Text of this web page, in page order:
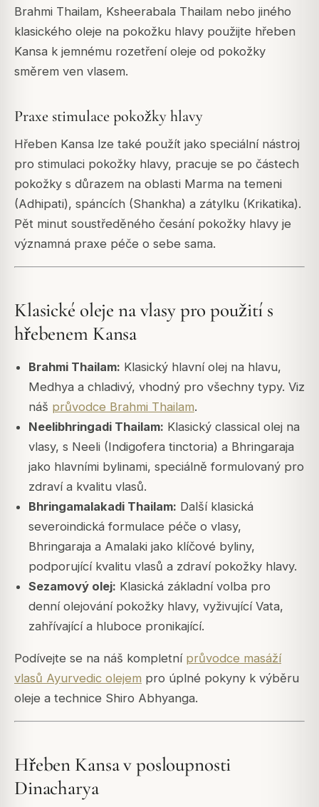
Brahmi Thailam, Ksheerabala Thailam nebo jiného
klasického oleje na pokožku hlavy použijte hřeben
Kansa k jemnému rozetření oleje od pokožky
směrem ven vlasem.
Praxe stimulace pokožky hlavy
Hřeben Kansa lze také použít jako speciální nástroj
pro stimulaci pokožky hlavy, pracuje se po částech
pokožky s důrazem na oblasti Marma na temeni
(Adhipati), spáncích (Shankha) a zátylku (Krikatika).
Pět minut soustředěného česání pokožky hlavy je
významná praxe péče o sebe sama.
Klasické oleje na vlasy pro použití s
hřebenem Kansa
Brahmi Thailam: Klasický hlavní olej na hlavu,
Medhya a chladivý, vhodný pro všechny typy. Viz
náš průvodce Brahmi Thailam.
Neelibhringadi Thailam: Klasický classical olej na
vlasy, s Neeli (Indigofera tinctoria) a Bhringaraja
jako hlavními bylinami, speciálně formulovaný pro
zdraví a kvalitu vlasů.
Bhringamalakadi Thailam: Další klasická
severoindická formulace péče o vlasy,
Bhringaraja a Amalaki jako klíčové byliny,
podporující kvalitu vlasů a zdraví pokožky hlavy.
Sezamový olej: Klasická základní volba pro
denní olejování pokožky hlavy, vyživující Vata,
zahřívající a hluboce pronikající.
Podívejte se na náš kompletní průvodce masáží
vlasů Ayurvedic olejem pro úplné pokyny k výběru
oleje a technice Shiro Abhyanga.
Hřeben Kansa v posloupnosti
Dinacharya